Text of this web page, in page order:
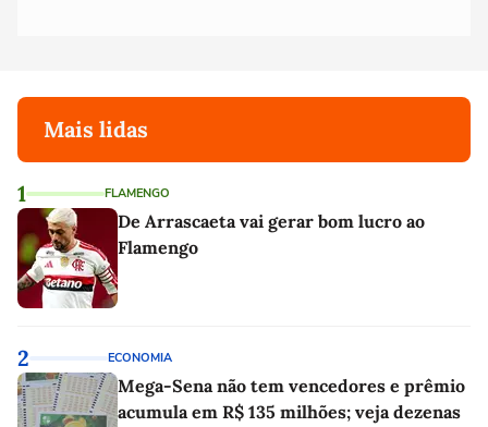
Mais lidas
1 FLAMENGO
De Arrascaeta vai gerar bom lucro ao
Flamengo
2 ECONOMIA
Mega-Sena não tem vencedores e prêmio
acumula em R$ 135 milhões; veja dezenas